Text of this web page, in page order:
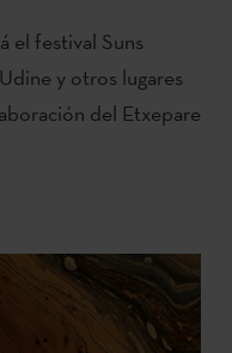
el festival Suns
y otros lugares
del Etxepare